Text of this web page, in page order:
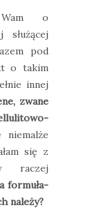
Wam o
służącej
pod
o takim
innej
zwane
się z
raczej
formuła-
należy?